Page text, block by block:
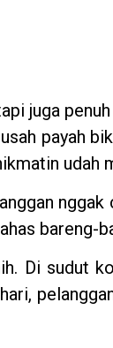
juga
payah
udah
bareng-
Di sudut